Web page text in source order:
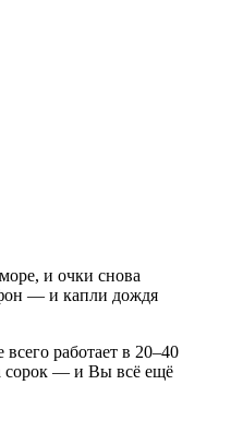
и очки снова
— и капли дождя
всего работает в 20–40
сорок — и Вы всё ещё